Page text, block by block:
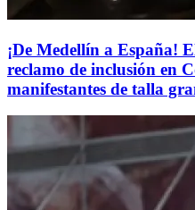
¡De Medellín a España!
reclamo de inclusión en
manifestantes de talla